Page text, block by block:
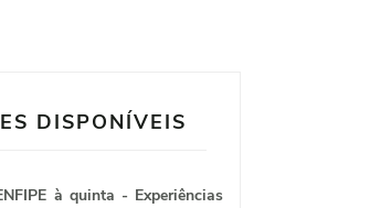
DISPONÍVEIS
à quinta - Experiências